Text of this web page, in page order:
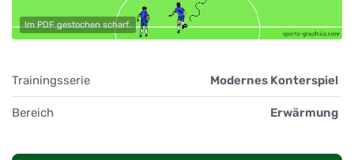
Im PDF gestochen scharf.
Trainingsserie Modernes Konterspiel
Bereich Erwärmung